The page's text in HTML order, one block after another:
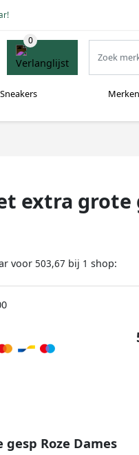
Sneakers Merken
extra grote
voor 503,67 bij 1 shop:
Roze Dames